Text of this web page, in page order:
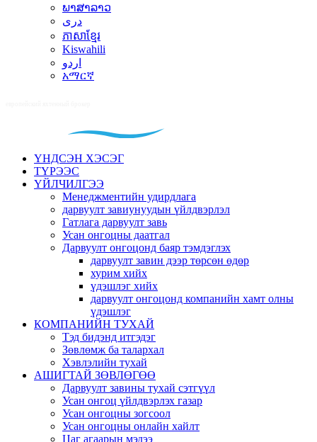
ພາສາລາວ
دری
ភាសាខ្មែរ
Kiswahili
اردو
አማርኛ
ҮНДСЭН ХЭСЭГ
ТҮРЭЭС
ҮЙЛЧИЛГЭЭ
Менеджментийн удирдлага
дарвуулт завиунуудын үйлдвэрлэл
Гатлага дарвуулт завь
Усан онгоцны даатгал
Дарвуулт онгоцонд баяр тэмдэглэх
дарвуулт завин дээр төрсөн өдөр
хурим хийх
үдэшлэг хийх
дарвуулт онгоцонд компанийн хамт олны
үдэшлэг
КОМПАНИЙН ТУХАЙ
Тэд бидэнд итгэдэг
Зөвлөмж ба талархал
Хэвлэлийн тухай
АШИГТАЙ ЗӨВЛӨГӨӨ
Дарвуулт завины тухай сэтгүүл
Усан онгоц үйлдвэрлэх газар
Усан онгоцны зогсоол
Усан онгоцны онлайн хайлт
Цаг агаарын мэдээ